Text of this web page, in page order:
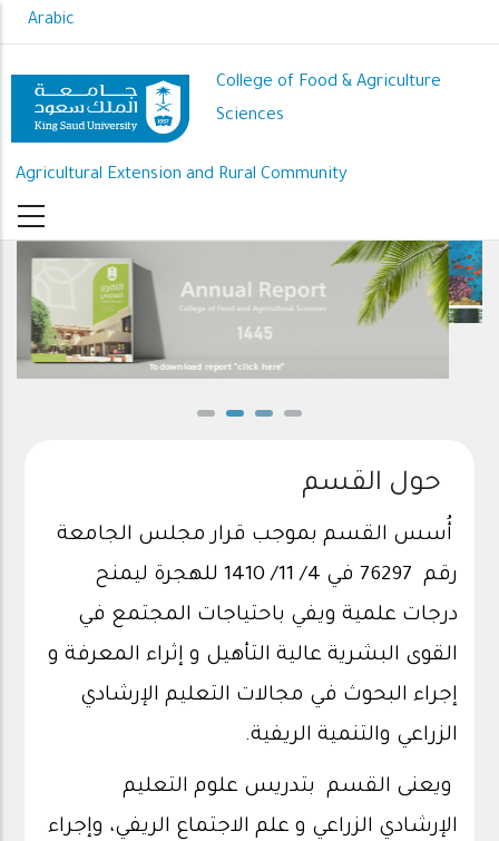
to
content
Arabic
College of Food & Agriculture
Sciences
Agricultural Extension and Rural Community
We strive to enhance natural resource
حول القسم
أُسس القسم بموجب قرار مجلس الجامعة
رقم 76297 في 4/ 11/ 1410 للهجرة ليمنح
درجات علمية ويفي باحتياجات المجتمع في
القوى البشرية عالية التأهيل و إثراء المعرفة و
إجراء البحوث في مجالات التعليم الإرشادي
الزراعي والتنمية الريفية.
ويعنى القسم بتدريس علوم التعليم
الإرشادي الزراعي و علم الاجتماع الريفي، وإجراء